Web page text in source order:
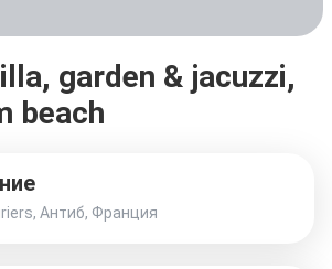
garden & jacuzzi,
beach
Антиб, Франция